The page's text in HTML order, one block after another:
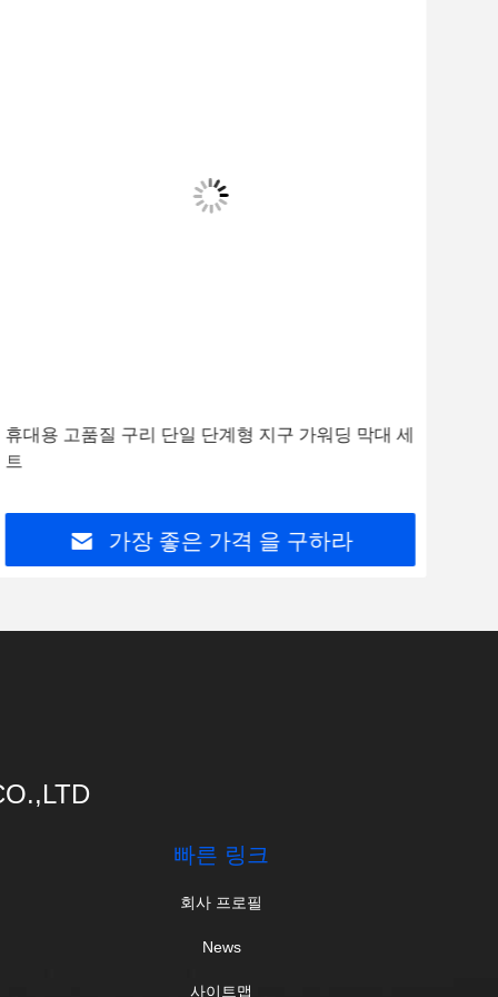
휴대용 고품질 구리 단일 단계형 지구 가워딩 막대 세
트
가장 좋은 가격 을 구하라
빠른 링크
회사 프로필
News
사이트맵